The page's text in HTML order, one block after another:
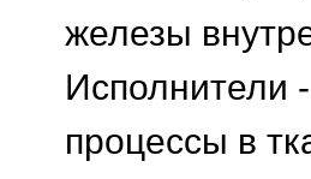
железы
Исполнители
процессы в